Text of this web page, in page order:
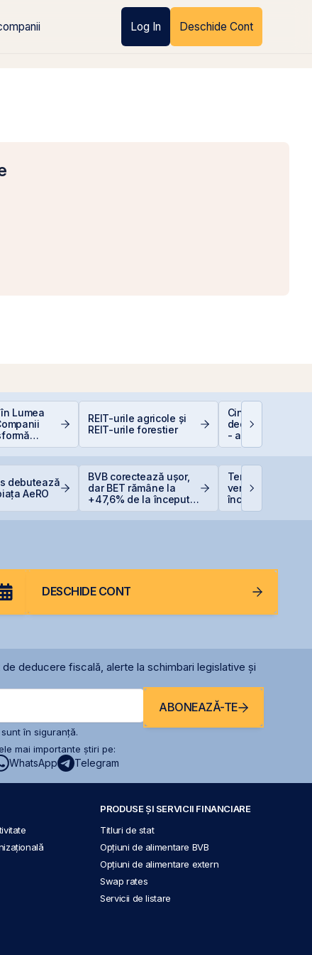
Log In Deschide Cont
Lumea
REIT-urile agricole și
REIT-urile forestier
Cine e eligibil
deducerea de
- angajați vs. PFA
debutează
AeRO
BVB corectează ușor,
dar BET rămâne la
+47,6% de la începutul
TeraPlast își
veniturile cu 4%,
încheie primul
semestru cu o
DESCHIDE CONT
deducere fiscală, alerte la schimbari legislative și
ABONEAZĂ-TE
în siguranță.
mai importante știri pe:
WhatsApp Telegram
PRODUSE ȘI SERVICII FINANCIARE
Titluri de stat
Opțiuni de alimentare BVB
Opțiuni de alimentare extern
Swap rates
Servicii de listare